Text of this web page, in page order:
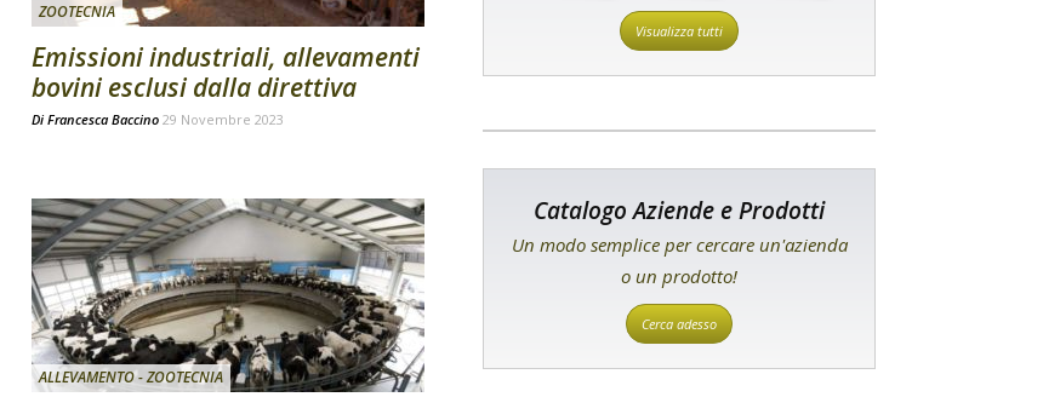
ZOOTECNIA
Emissioni industriali, allevamenti
bovini esclusi dalla direttiva
Di Francesca Baccino 29 Novembre 2023
ALLEVAMENTO - ZOOTECNIA
Visualizza tutti
Catalogo Aziende e Prodotti
Un modo semplice per cercare un'azienda
o un prodotto!
Cerca adesso